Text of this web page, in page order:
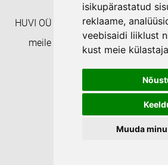
isikupärastatud
reklaame,
veebisaidi liiklust
kust meie
Muuda
HUVI OÜ Täienduskoolitusasutus
meile numbril +372 55938233
Privaatsuspoliitika